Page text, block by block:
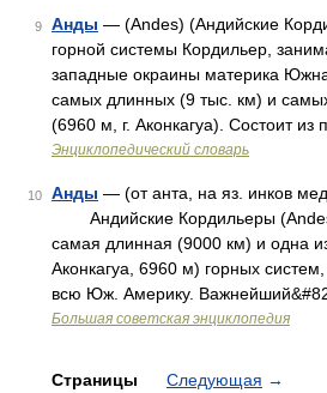
9 Анды — (Andes) (Андийские
горной системы Кордильер,
западные окраины материка
самых длинных (9 тыс. км) и
(6960 м, г. Аконкагуа). Состоит из
Энциклопедический словарь
10 Анды — (от анта, на яз. инков
Андийские Кордильеры
самая длинная (9000 км) и одна
Аконкагуа, 6960 м) горных
всю Юж. Америку.
Большая советская энциклопедия
Страницы Следующая →